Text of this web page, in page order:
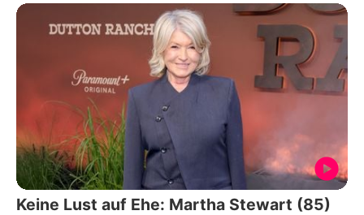
Keine Lust auf Ehe: Martha Stewart (85)